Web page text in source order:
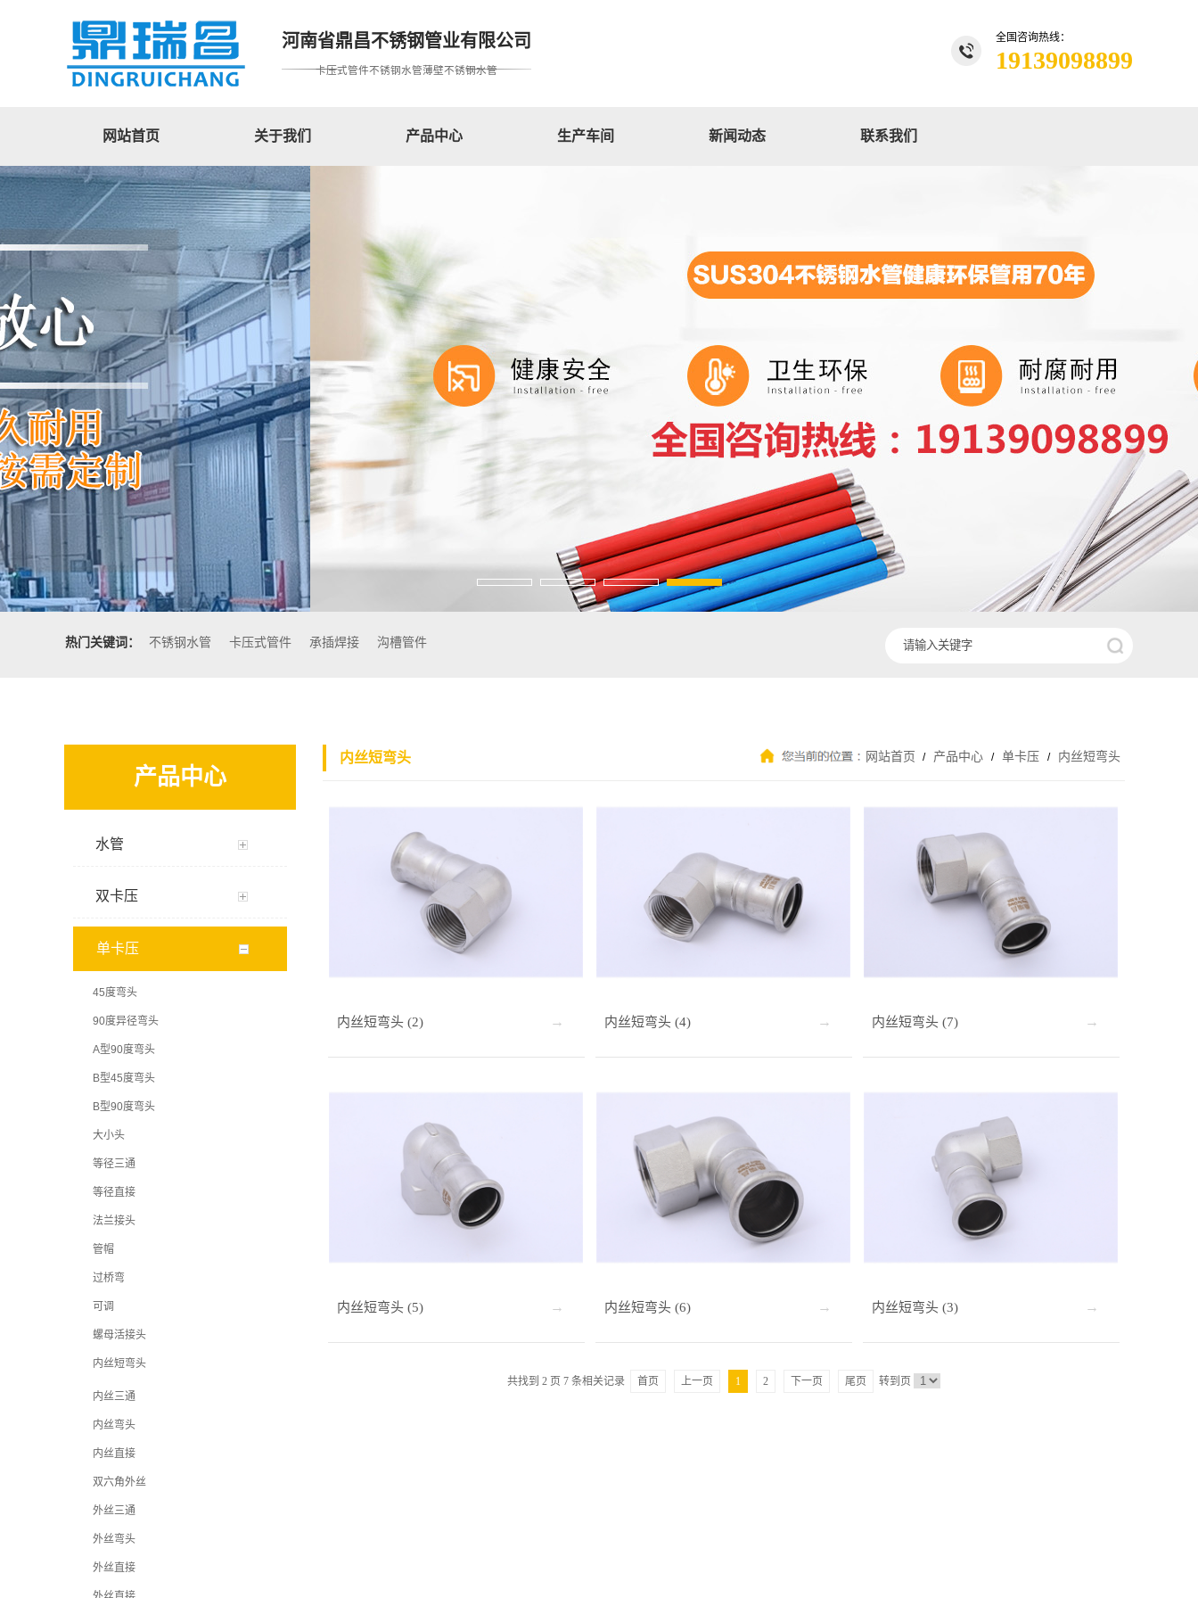
河南省鼎昌不锈钢管业有限公司
卡压式管件不锈钢水管薄壁不锈钢水管
全国咨询热线：
19139098899
网站首页 关于我们 产品中心 生产车间 新闻动态 联系我们
热门关键词： 不锈钢水管 卡压式管件 承插焊接 沟槽管件
产品中心
水管
双卡压
单卡压
45度弯头
90度异径弯头
A型90度弯头
B型45度弯头
B型90度弯头
大小头
等径三通
等径直接
法兰接头
管帽
过桥弯
可调
螺母活接头
内丝短弯头
内丝三通
内丝弯头
内丝直接
双六角外丝
外丝三通
外丝弯头
外丝直接
内丝短弯头 网站首页 / 产品中心 / 单卡压 / 内丝短弯头
内丝短弯头 (2) 内丝短弯头 (4) 内丝短弯头 (7)
内丝短弯头 (5) 内丝短弯头 (6) 内丝短弯头 (3)
共找到 2 页 7 条相关记录 首页 上一页 1 2 下一页 尾页 转到页